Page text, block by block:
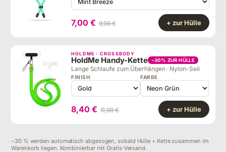
7,00 € 9,99 € + zur Hülle
HOLDME · CROSSBODY
HoldMe Handy-Kette −30% ZUR HÜLLE
Lange Schlaufe zum Überhängen · Nylon-Seil
FINISH FARBE
8,40 € 11,99 € + zur Hülle
−30 % werden automatisch abgezogen, sobald Hülle + Kette zusammen im
Warenkorb liegen. Kombinierbar mit Gratis-Versand.